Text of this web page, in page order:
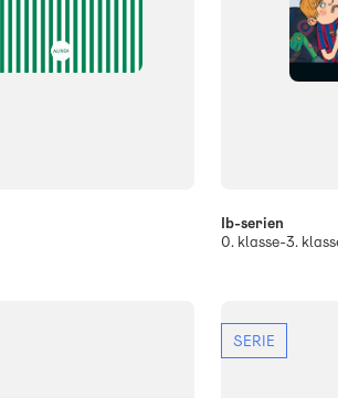
Ib-serien
0. klasse-3.
SERIE